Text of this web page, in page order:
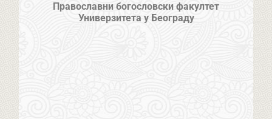
Православни богословски факултет
Универзитета у Београду